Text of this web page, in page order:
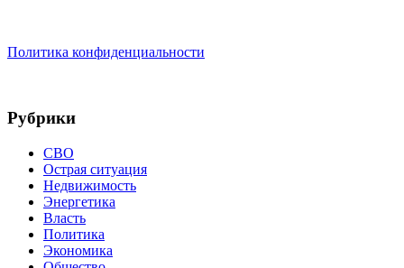
Политика конфиденциальности
Рубрики
СВО
Острая ситуация
Недвижимость
Энергетика
Власть
Политика
Экономика